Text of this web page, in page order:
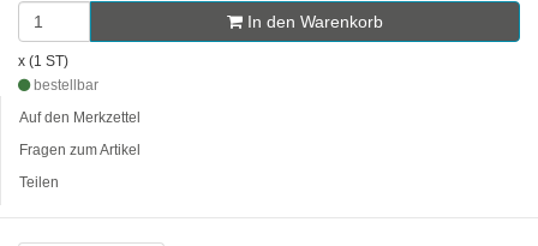
In den Warenkorb
x (1 ST)
bestellbar
Auf den Merkzettel
Fragen zum Artikel
Teilen